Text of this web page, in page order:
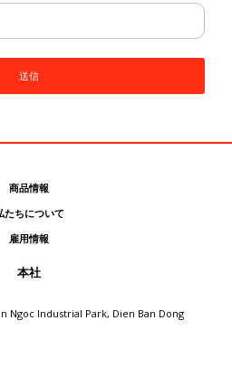
送信
商品情報
たちについて
雇用情報
本社
Ngoc Industrial Park, Dien Ban Dong